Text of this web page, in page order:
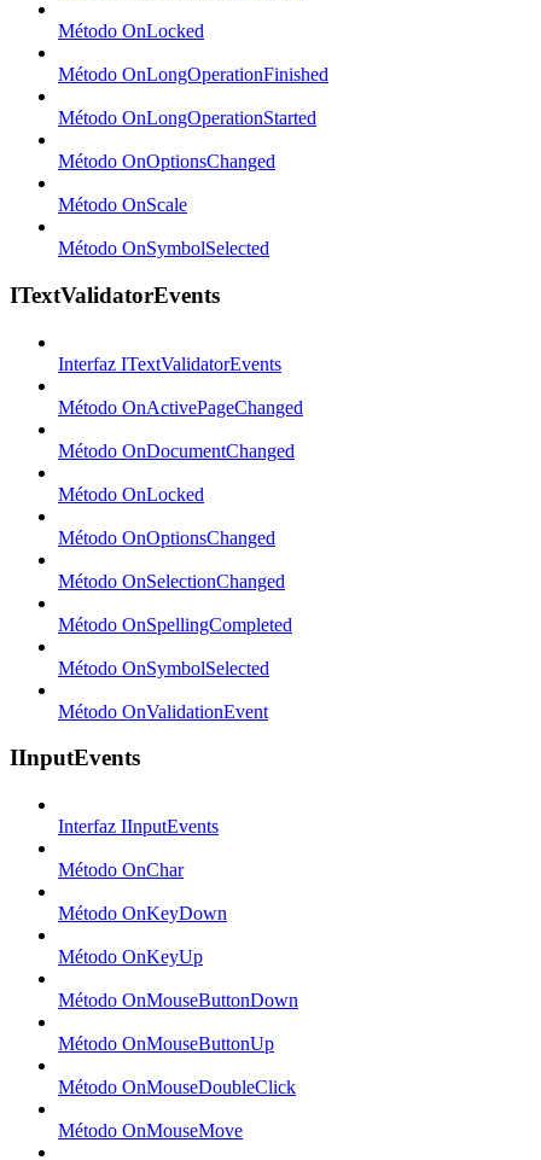
Método OnLocked
Método OnLongOperationFinished
Método OnLongOperationStarted
Método OnOptionsChanged
Método OnScale
Método OnSymbolSelected
ITextValidatorEvents
Interfaz ITextValidatorEvents
Método OnActivePageChanged
Método OnDocumentChanged
Método OnLocked
Método OnOptionsChanged
Método OnSelectionChanged
Método OnSpellingCompleted
Método OnSymbolSelected
Método OnValidationEvent
IInputEvents
Interfaz IInputEvents
Método OnChar
Método OnKeyDown
Método OnKeyUp
Método OnMouseButtonDown
Método OnMouseButtonUp
Método OnMouseDoubleClick
Método OnMouseMove